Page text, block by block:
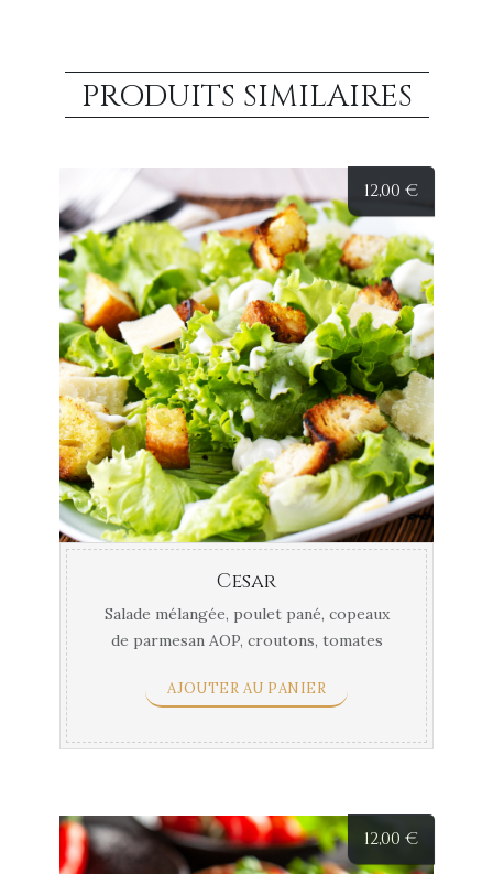
PRODUITS SIMILAIRES
12,00 €
Cesar
Salade mélangée, poulet pané, copeaux
de parmesan AOP, croutons, tomates
AJOUTER AU PANIER
12,00 €